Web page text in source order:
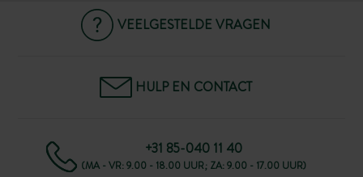
VEELGESTELDE VRAGEN
HULP EN CONTACT
+31 85-040 11 40
(MA - VR: 9.00 - 18.00 UUR; ZA: 9.00 - 17.00 UUR)